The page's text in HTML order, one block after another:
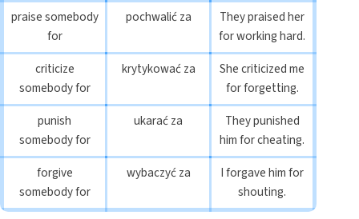
praise somebody
for
pochwalić za
They praised her
for working hard.
criticize
somebody for
krytykować za
She criticized me
for forgetting.
punish
somebody for
ukarać za
They punished
him for cheating.
forgive
somebody for
wybaczyć za
I forgave him for
shouting.